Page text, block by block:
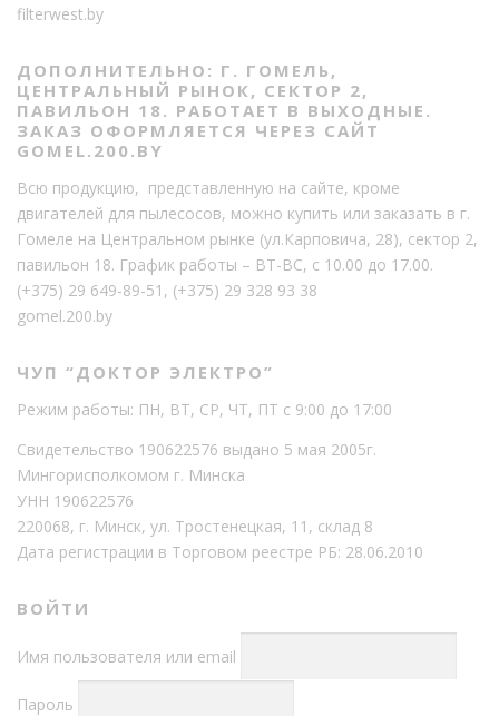
filterwest.by
ДОПОЛНИТЕЛЬНО: Г. ГОМЕЛЬ,
ЦЕНТРАЛЬНЫЙ РЫНОК, СЕКТОР 2,
ПАВИЛЬОН 18. РАБОТАЕТ В ВЫХОДНЫЕ.
ЗАКАЗ ОФОРМЛЯЕТСЯ ЧЕРЕЗ САЙТ
GOMEL.200.BY
Всю продукцию, представленную на сайте, кроме
двигателей для пылесосов, можно купить или заказать в г.
Гомеле на Центральном рынке (ул.Карповича, 28), сектор 2,
павильон 18. График работы – ВТ-ВС, с 10.00 до 17.00.
(+375) 29 649-89-51 , (+375) 29 328 93 38
gomel.200.by
ЧУП “ДОКТОР ЭЛЕКТРО”
Режим работы: ПН, ВТ, СР, ЧТ, ПТ с 9:00 до 17:00
Свидетельство 190622576 выдано 5 мая 2005г.
Мингорисполкомом г. Минска
УНН 190622576
220068, г. Минск, ул. Тростенецкая, 11, склад 8
Дата регистрации в Торговом реестре РБ: 28.06.2010
ВОЙТИ
Имя пользователя или email
Пароль